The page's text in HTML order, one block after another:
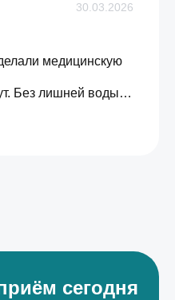
30.03.2026
медицинскую
Без лишней воды,
буду
сегодня